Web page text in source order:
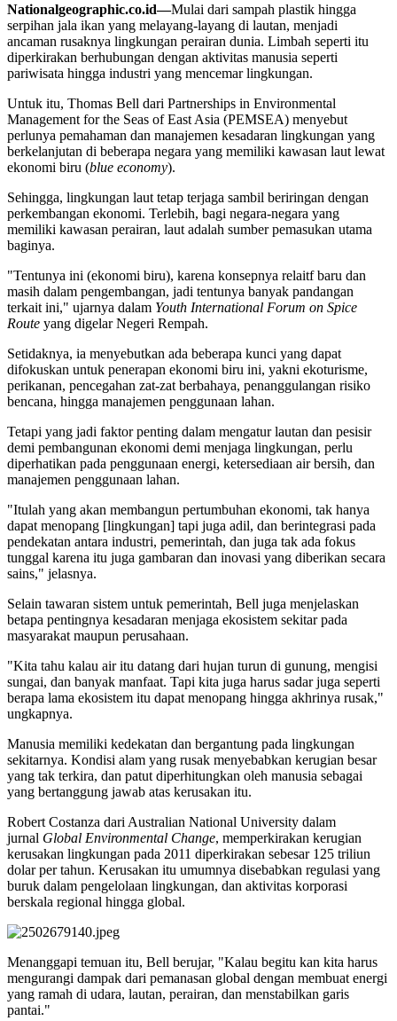
Nationalgeographic.co.id—Mulai dari sampah plastik hingga
serpihan jala ikan yang melayang-layang di lautan, menjadi
ancaman rusaknya lingkungan perairan dunia. Limbah seperti itu
diperkirakan berhubungan dengan aktivitas manusia seperti
pariwisata hingga industri yang mencemar lingkungan.
Untuk itu, Thomas Bell dari Partnerships in Environmental
Management for the Seas of East Asia (PEMSEA) menyebut
perlunya pemahaman dan manajemen kesadaran lingkungan yang
berkelanjutan di beberapa negara yang memiliki kawasan laut lewat
ekonomi biru (blue economy).
Sehingga, lingkungan laut tetap terjaga sambil beriringan dengan
perkembangan ekonomi. Terlebih, bagi negara-negara yang
memiliki kawasan perairan, laut adalah sumber pemasukan utama
baginya.
"Tentunya ini (ekonomi biru), karena konsepnya relaitf baru dan
masih dalam pengembangan, jadi tentunya banyak pandangan
terkait ini," ujarnya dalam Youth International Forum on Spice
Route yang digelar Negeri Rempah.
Setidaknya, ia menyebutkan ada beberapa kunci yang dapat
difokuskan untuk penerapan ekonomi biru ini, yakni ekoturisme,
perikanan, pencegahan zat-zat berbahaya, penanggulangan risiko
bencana, hingga manajemen penggunaan lahan.
Tetapi yang jadi faktor penting dalam mengatur lautan dan pesisir
demi pembangunan ekonomi demi menjaga lingkungan, perlu
diperhatikan pada penggunaan energi, ketersediaan air bersih, dan
manajemen penggunaan lahan.
"Itulah yang akan membangun pertumbuhan ekonomi, tak hanya
dapat menopang [lingkungan] tapi juga adil, dan berintegrasi pada
pendekatan antara industri, pemerintah, dan juga tak ada fokus
tunggal karena itu juga gambaran dan inovasi yang diberikan secara
sains," jelasnya.
Selain tawaran sistem untuk pemerintah, Bell juga menjelaskan
betapa pentingnya kesadaran menjaga ekosistem sekitar pada
masyarakat maupun perusahaan.
"Kita tahu kalau air itu datang dari hujan turun di gunung, mengisi
sungai, dan banyak manfaat. Tapi kita juga harus sadar juga seperti
berapa lama ekosistem itu dapat menopang hingga akhrinya rusak,"
ungkapnya.
Manusia memiliki kedekatan dan bergantung pada lingkungan
sekitarnya. Kondisi alam yang rusak menyebabkan kerugian besar
yang tak terkira, dan patut diperhitungkan oleh manusia sebagai
yang bertanggung jawab atas kerusakan itu.
Robert Costanza dari Australian National University dalam
jurnal Global Environmental Change, memperkirakan kerugian
kerusakan lingkungan pada 2011 diperkirakan sebesar 125 triliun
dolar per tahun. Kerusakan itu umumnya disebabkan regulasi yang
buruk dalam pengelolaan lingkungan, dan aktivitas korporasi
berskala regional hingga global.
Menanggapi temuan itu, Bell berujar, "Kalau begitu kan kita harus
mengurangi dampak dari pemanasan global dengan membuat energi
yang ramah di udara, lautan, perairan, dan menstabilkan garis
pantai."